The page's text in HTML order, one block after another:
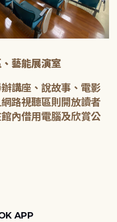
藝能展演室
講座、說故事、電影
路視聽區則開放讀者
內借用電腦及欣賞公
APP